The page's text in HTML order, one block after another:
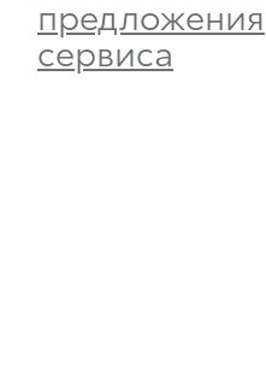
предложения
сервиса